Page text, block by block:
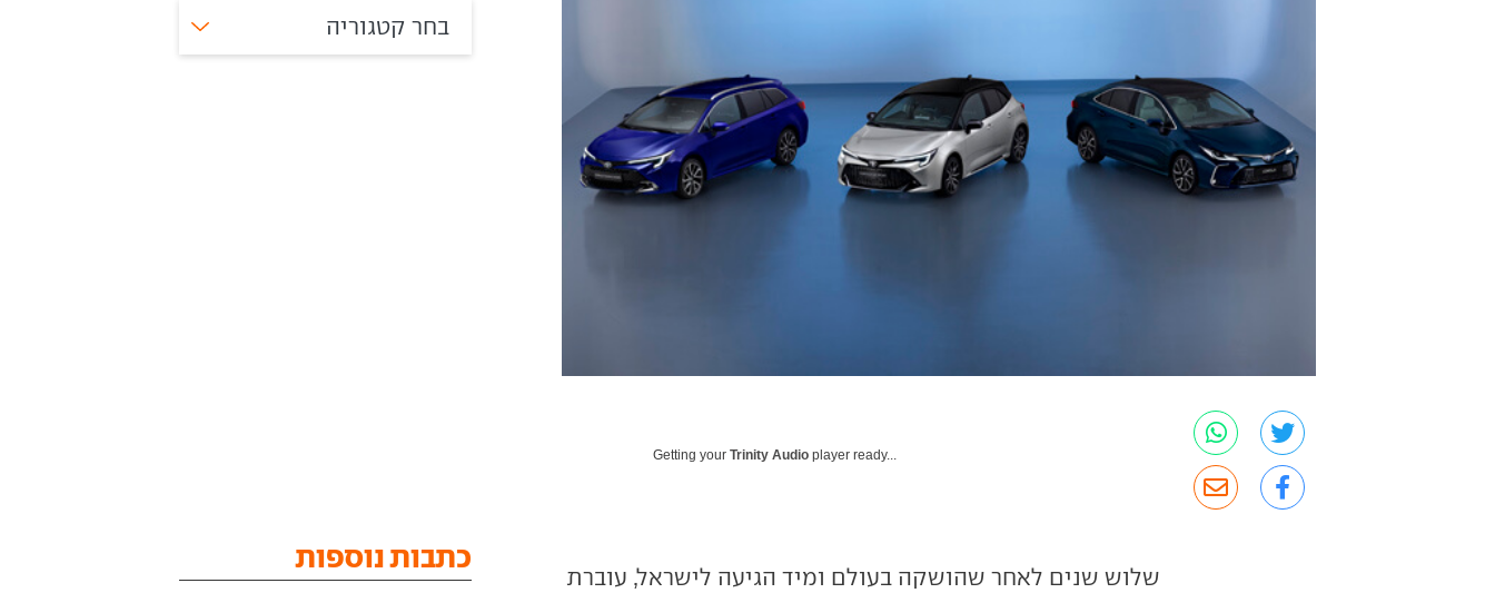
Getting yourTrinity Audio player ready...
שלוש שנים לאחר שהושקה בעולם ומיד הגיעה לישראל, עוברת
בחר קטגוריה
כתבות נוספות